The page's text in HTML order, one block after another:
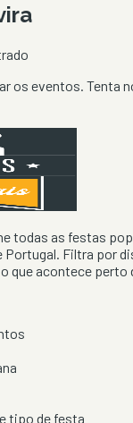
os eventos. Tenta
todas as festas
Filtra por
que acontece perto
tipo de festa